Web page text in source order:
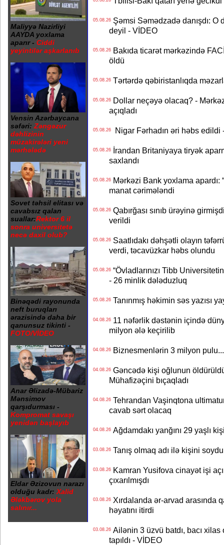
Maliyyə Nazirliyi
AAYDA yoxlama
aparır - Ciddi
yeyintilər aşkarlanıb
Vensin Azərbaycana
səfəri: Zəngəzur
dəhlizinin
müzakirələri yeni
mərhələdə
Sovet təhsil elitası və
cavabsız qalan
suallar:Rektor 6 il
sonra universitetə
necə daxil olub?
Binəqədi rayonunda
neft buruqları
ərazisində daha bir
qanunsuz tikinti -
FOTO/VİDEO
Anar Əlizadə-Mübariz
Mənsimov
qarşıdurması -
Kompromat savaşı
yenidən başlayıb
Eldar Əzizovun narazı
olduğu kadr: Xalid
Ələkbərov yola
salınır...
05.08.26Şəmsi Səmədzadə danışdı: O
deyil - VİDEO
05.08.26Bakıda ticarət mərkəzində
öldü
05.08.26Tərtərdə qəbiristanlıqda
05.08.26Dollar neçəyə olacaq? -
açıqladı
05.08.26Nigar Fərhadın əri həbs edildi
05.08.26İrandan Britaniyaya tiryək
saxlandı
05.08.26Mərkəzi Bank yoxlama apardı:
manat cərimələndi
05.08.26Qabırğası sınıb ürəyinə
verildi
05.08.26Saatlıdakı dəhşətli olayın
verdi, təcavüzkar həbs olundu
05.08.26“Övladlarınızı Tibb
- 26 minlik dələduzluq
05.08.26Tanınmış həkimin səs yazısı
04.08.2611 nəfərlik dəstənin içində
milyon ələ keçirilib
04.08.26Biznesmenlərin 3 milyon
04.08.26Gəncədə kişi oğlunun
Mühafizəçini bıçaqladı
04.08.26Tehrandan Vaşinqtona
cavab sərt olacaq
04.08.26Ağdamdakı yanğını 29 yaşlı
03.08.26Tanış olmaq adı ilə kişini
03.08.26Kamran Yusifova cinayət işi
çıxarılmışdı
03.08.26Xırdalanda ər-arvad arasında
həyatını itirdi
03.08.26Ailənin 3 üzvü batdı, bacı xilas
tapıldı - VİDEO